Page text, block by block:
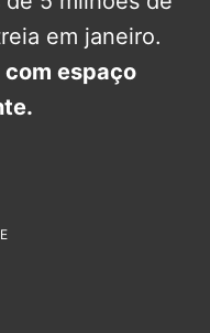
em janeiro.
com espaço